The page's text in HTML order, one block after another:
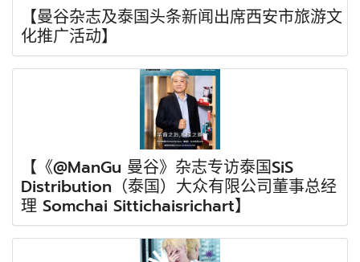
【曼谷杂志及泰国头条新闻出席西安市旅游文
化推广活动】
【《@ManGu 曼谷》杂志专访泰国SiS
Distribution（泰国）大众有限公司董事总经
理 Somchai Sittichaisrichart】